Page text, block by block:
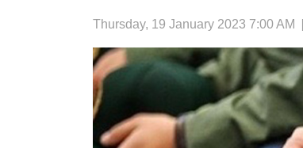
Thursday, 19 January 2023 7:00 AM